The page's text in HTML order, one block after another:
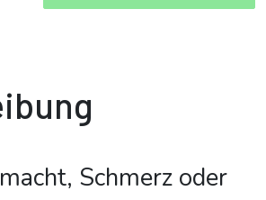
Schmerz oder